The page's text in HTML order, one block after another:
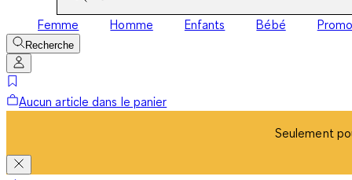
Femme Homme Enfants Bébé Promo
Recherche
Aucun article dans le panier
Seulement